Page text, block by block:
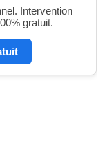
Intervention
gratuit.